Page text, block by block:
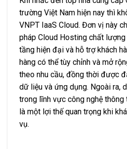
trường Việt Nam hiện nay thì
VNPT IaaS Cloud. Đơn vị này
pháp Cloud Hosting chất
tầng hiện đại và hỗ trợ khách
hàng có thể tùy chỉnh và mở
theo nhu cầu, đồng thời được
dữ liệu và ứng dụng. Ngoài ra,
trong lĩnh vực công nghệ
là một lợi thế quan trọng khi
vụ.